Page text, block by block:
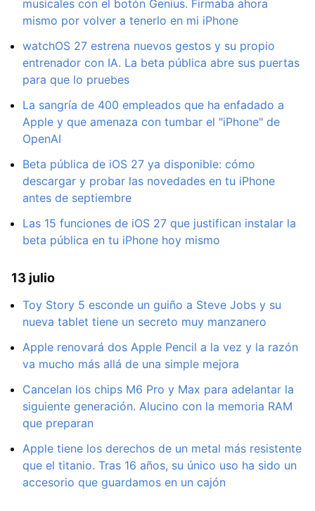
musicales con el botón Genius. Firmaba ahora
mismo por volver a tenerlo en mi iPhone
watchOS 27 estrena nuevos gestos y su propio
entrenador con IA. La beta pública abre sus puertas
para que lo pruebes
La sangría de 400 empleados que ha enfadado a
Apple y que amenaza con tumbar el "iPhone" de
OpenAI
Beta pública de iOS 27 ya disponible: cómo
descargar y probar las novedades en tu iPhone
antes de septiembre
Las 15 funciones de iOS 27 que justifican instalar la
beta pública en tu iPhone hoy mismo
13 julio
Toy Story 5 esconde un guiño a Steve Jobs y su
nueva tablet tiene un secreto muy manzanero
Apple renovará dos Apple Pencil a la vez y la razón
va mucho más allá de una simple mejora
Cancelan los chips M6 Pro y Max para adelantar la
siguiente generación. Alucino con la memoria RAM
que preparan
Apple tiene los derechos de un metal más resistente
que el titanio. Tras 16 años, su único uso ha sido un
accesorio que guardamos en un cajón